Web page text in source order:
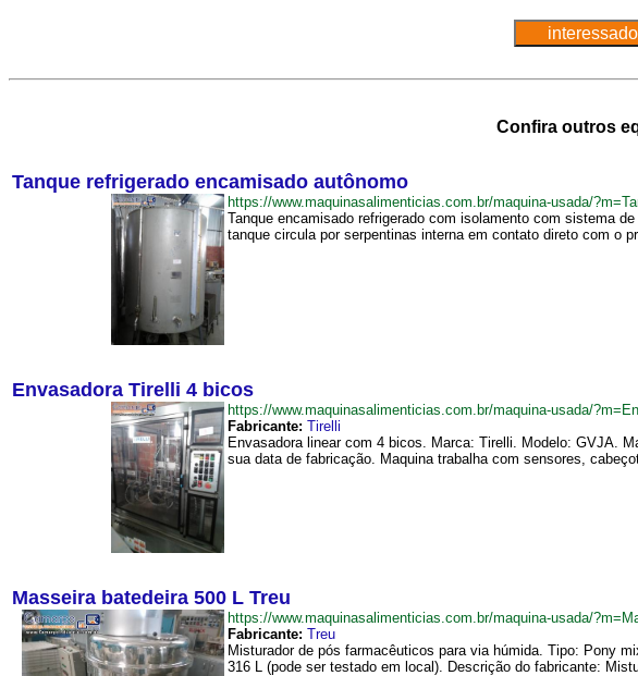
Confira outros
Tanque refrigerado encamisado autônomo
https://www.maquinasalimenticias.com.br/maquina-usada/
Tanque encamisado refrigerado com isolamento com sistema
tanque circula por serpentinas interna em contato direto com o
Envasadora Tirelli 4 bicos
https://www.maquinasalimenticias.com.br/maquina-usada/
Fabricante: Tirelli
Envasadora linear com 4 bicos. Marca: Tirelli. Modelo: GVJA.
sua data de fabricação. Maquina trabalha com sensores,
Masseira batedeira 500 L Treu
https://www.maquinasalimenticias.com.br/maquina-usada/
Fabricante: Treu
Misturador de pós farmacêuticos para via húmida. Tipo: Pony
316 L (pode ser testado em local). Descrição do fabricante: